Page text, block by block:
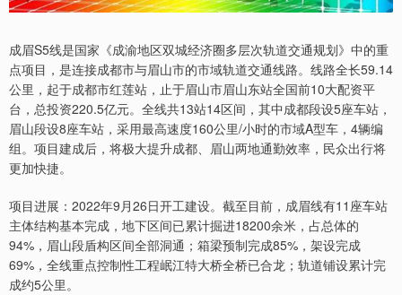
成眉S5线是国家《成渝地区双城经济圈多层次轨道交通规划》中的重
点项目，是连接成都市与眉山市的市域轨道交通线路。线路全长59.14
公里，起于成都市红莲站，止于眉山市眉山东站全国前10大配资平
台，总投资220.5亿元。全线共13站14区间，其中成都段设5座车站，
眉山段设8座车站，采用最高速度160公里/小时的市域A型车，4辆编
组。项目建成后，将极大提升成都、眉山两地通勤效率，民众出行将
更加快捷。
项目进展：2022年9月26日开工建设。截至目前，成眉线有11座车站
主体结构基本完成，地下区间已累计掘进18200余米，占总体的
94%，眉山段盾构区间全部洞通；箱梁预制完成85%，架设完成
69%，全线重点控制性工程岷江特大桥全桥已合龙；轨道铺设累计完
成约5公里。